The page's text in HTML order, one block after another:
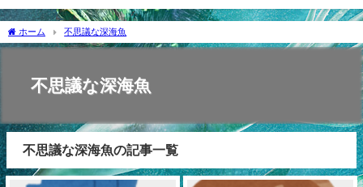
ホーム 不思議な深海魚
不思議な深海魚
不思議な深海魚の記事一覧